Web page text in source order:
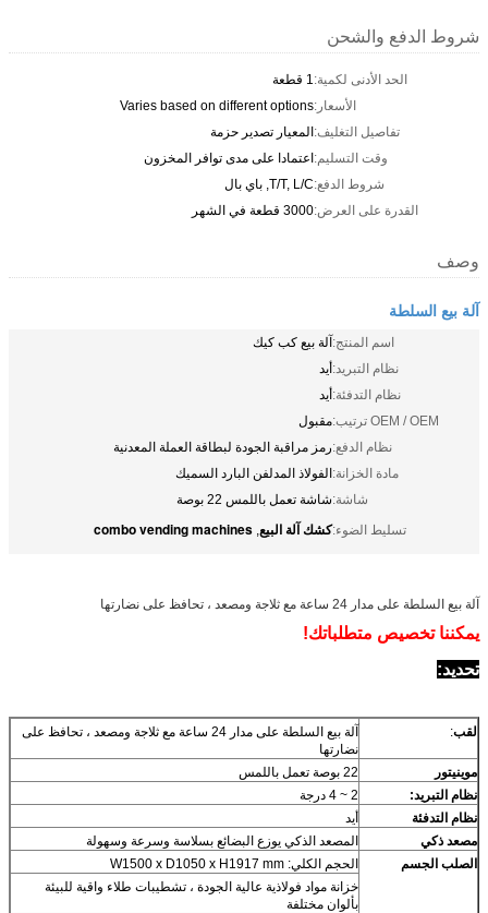
شروط الدفع والشحن
الحد الأدنى لكمية:1 قطعة
الأسعار:Varies based on different options
تفاصيل التغليف:المعيار تصدير حزمة
وقت التسليم:اعتمادا على مدى توافر المخزون
شروط الدفع:T/T, L/C, باي بال
القدرة على العرض:3000 قطعة في الشهر
وصف
آلة بيع السلطة
اسم المنتج:آلة بيع كب كيك
نظام التبريد:أيد
نظام التدفئة:أيد
OEM / OEM ترتيب:
مقبول
نظام الدفع:رمز مراقبة الجودة لبطاقة العملة المعدنية
مادة الخزانة:الفولاذ المدلفن البارد السميك
شاشة:شاشة تعمل باللمس 22 بوصة
تسليط الضوء:كشك آلة البيع,
combo vending machines
آلة بيع السلطة على مدار 24 ساعة مع ثلاجة ومصعد ، تحافظ على نضارتها
يمكننا تخصيص متطلباتك!
تحديد:
لقب:
آلة بيع السلطة على مدار 24 ساعة مع ثلاجة ومصعد ، تحافظ على
نضارتها
موينيتور
22 بوصة تعمل باللمس
نظام التبريد:
2 ~ 4 درجة
نظام التدفئة
أيد
مصعد ذكي
المصعد الذكي يوزع البضائع بسلاسة وسرعة وسهولة
الصلب الجسم
الحجم الكلي: W1500 x D1050 x H1917 mm
خزانة مواد فولاذية عالية الجودة ، تشطيبات طلاء واقية للبيئة
بألوان مختلفة